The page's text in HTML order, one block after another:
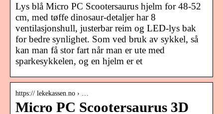
Lys blå Micro PC Scootersaurus hjelm for 48-52
cm, med tøffe dinosaur-detaljer har 8
ventilasjonshull, justerbar reim og LED-lys bak
for bedre synlighet. Som ved bruk av sykkel, så
kan man få stor fart når man er ute med
sparkesykkelen, og en hjelm er et
https:// lekekassen.no › …
Micro PC Scootersaurus 3D